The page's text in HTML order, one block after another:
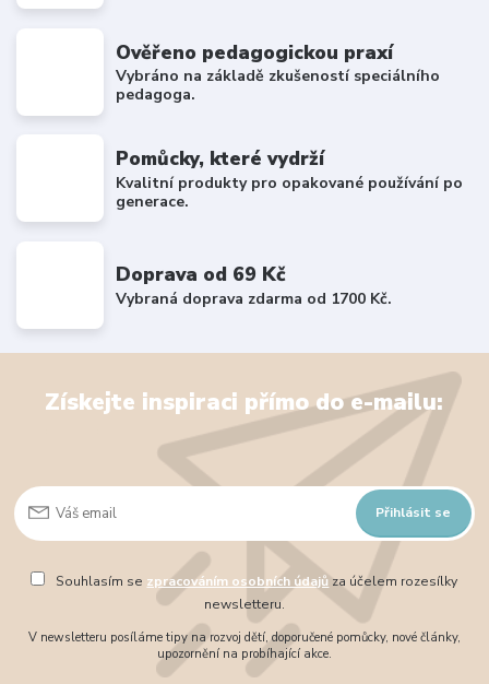
Ověřeno pedagogickou praxí
Vybráno na základě zkušeností speciálního
pedagoga.
Pomůcky, které vydrží
Kvalitní produkty pro opakované používání po
generace.
Doprava od 69 Kč
Vybraná doprava zdarma od 1700 Kč.
Získejte inspiraci přímo do e-mailu:
Přihlásit se
Souhlasím se zpracováním osobních údajůza účelem rozesílky
newsletteru.
V newsletteru posíláme tipy na rozvoj dětí, doporučené pomůcky, nové články,
upozornění na probíhající akce.